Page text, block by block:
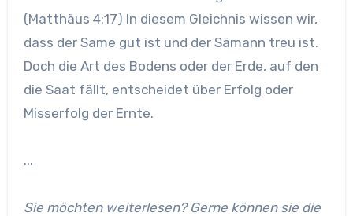
(Matthäus 4:17) In diesem Gleichnis wissen wir,
dass der Same gut ist und der Sämann treu ist.
Doch die Art des Bodens oder der Erde, auf den
die Saat fällt, entscheidet über Erfolg oder
Misserfolg der Ernte.
...
Sie möchten weiterlesen? Gerne können sie die